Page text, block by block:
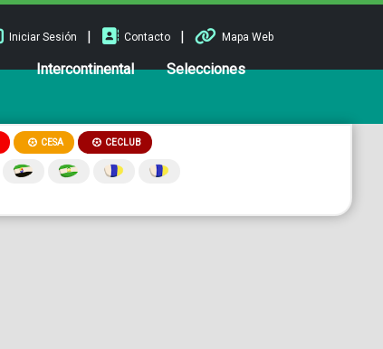
Iniciar Sesión | Contacto | Mapa Web
Intercontinental Selecciones
CESA CECLUB